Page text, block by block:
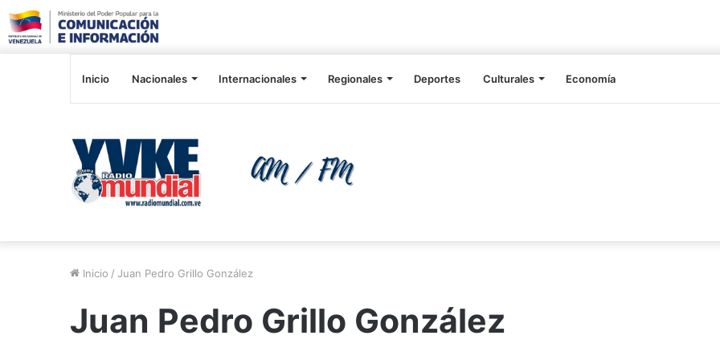
Inicio Nacionales Internacionales Regionales Deportes Culturales Economía
Inicio / Juan Pedro Grillo González
Juan Pedro Grillo González